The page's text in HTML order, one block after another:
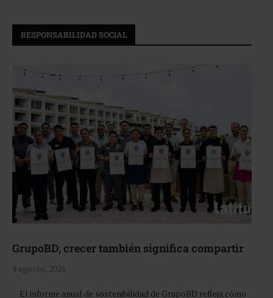
RESPONSABILIDAD SOCIAL
GrupoBD, crecer también significa compartir
4 agosto, 2026
El informe anual de sostenibilidad de GrupoBD refleja cómo